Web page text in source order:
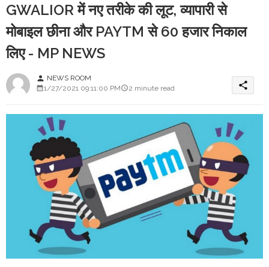
GWALIOR में नए तरीके की लूट, व्यापारी से
मोबाइल छीना और PAYTM से 60 हजार निकाल
लिए - MP NEWS
person NEWS ROOM
1/27/2021 09:11:00 PM
2 minute read share